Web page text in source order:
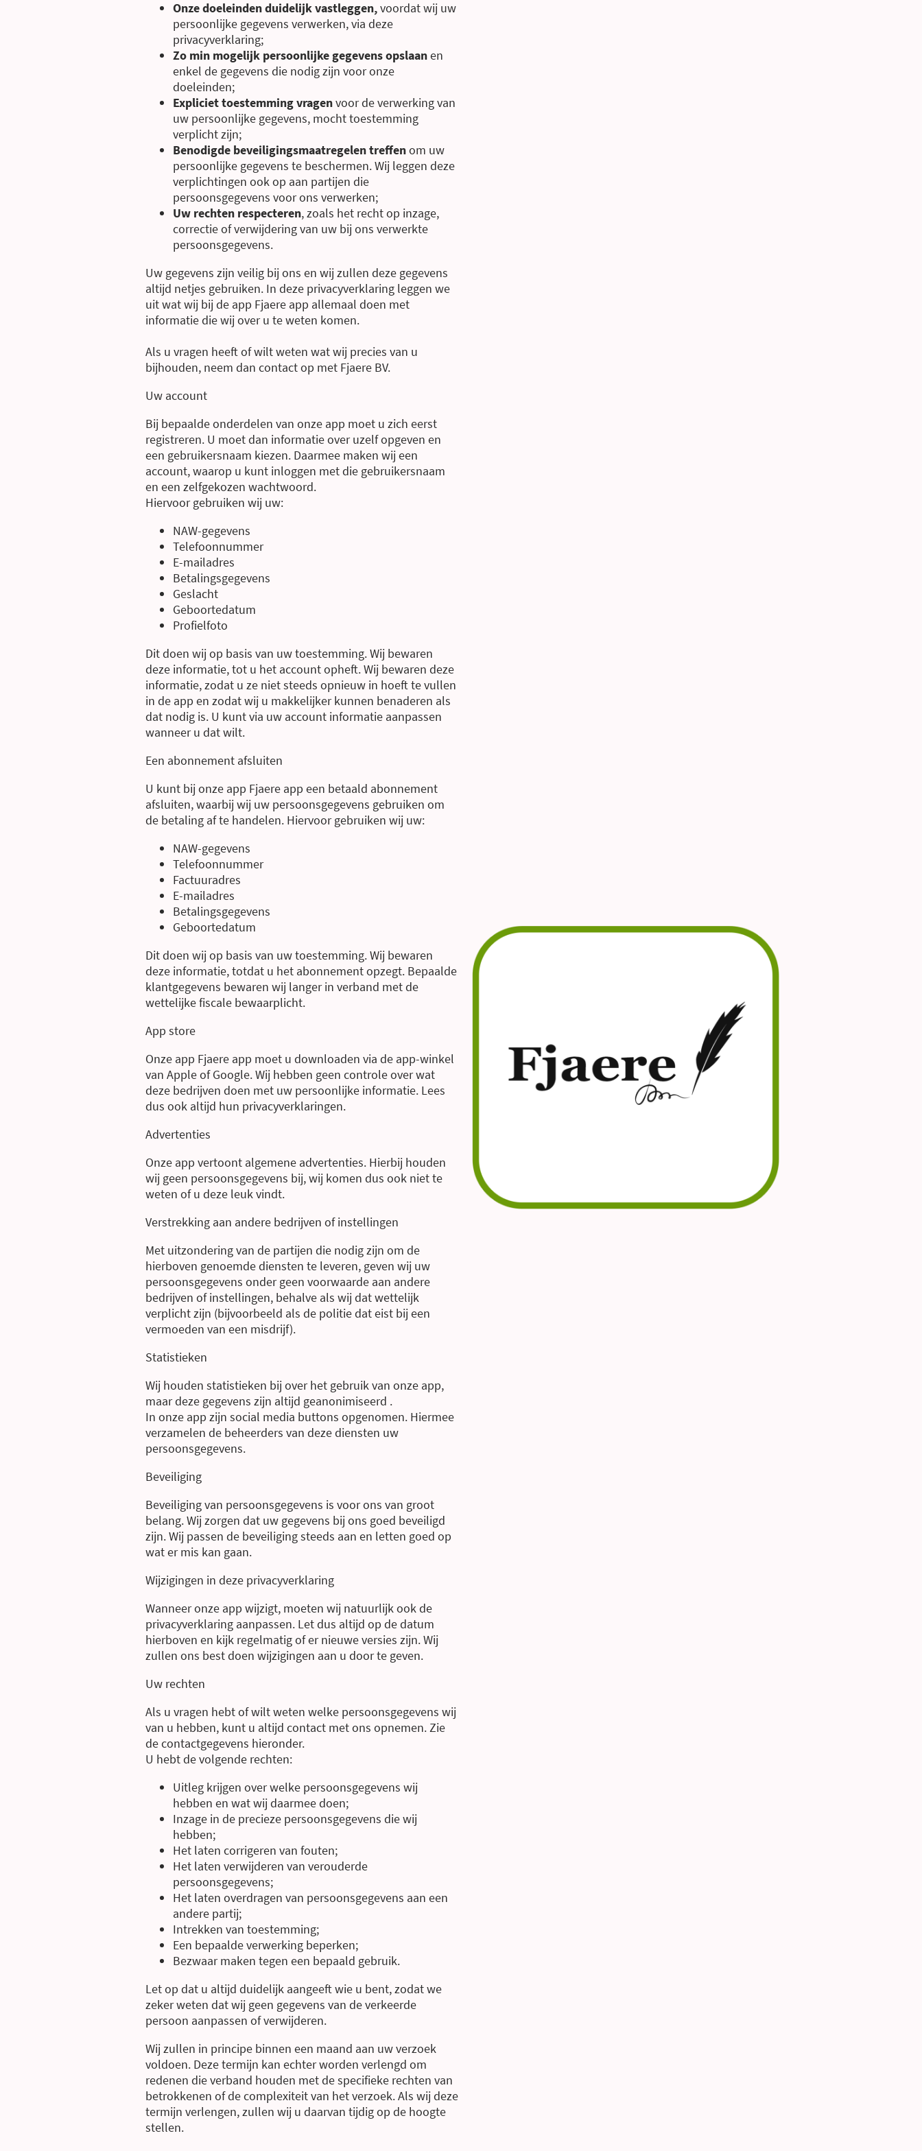
Onze doeleinden duidelijk vastleggen,voordat wij uw
persoonlijke gegevens verwerken, via deze
privacyverklaring;
Zo min mogelijk persoonlijke gegevens opslaanen
enkel de gegevens die nodig zijn voor onze
doeleinden;
Expliciet toestemming vragenvoor de verwerking van
uw persoonlijke gegevens, mocht toestemming
verplicht zijn;
Benodigde beveiligingsmaatregelen treffenom uw
persoonlijke gegevens te beschermen. Wij leggen deze
verplichtingen ook op aan partijen die
persoonsgegevens voor ons verwerken;
Uw rechten respecteren, zoals het recht op inzage,
correctie of verwijdering van uw bij ons verwerkte
persoonsgegevens.
Uw gegevens zijn veilig bij ons en wij zullen deze gegevens
altijd netjes gebruiken. In deze privacyverklaring leggen we
uit wat wij bij de app Fjaere app allemaal doen met
informatie die wij over u te weten komen.
Als u vragen heeft of wilt weten wat wij precies van u
bijhouden, neem dan contact op met Fjaere BV.
Uw account
Bij bepaalde onderdelen van onze app moet u zich eerst
registreren. U moet dan informatie over uzelf opgeven en
een gebruikersnaam kiezen. Daarmee maken wij een
account, waarop u kunt inloggen met die gebruikersnaam
en een zelfgekozen wachtwoord.
Hiervoor gebruiken wij uw:
NAW-gegevens
Telefoonnummer
E-mailadres
Betalingsgegevens
Geslacht
Geboortedatum
Profielfoto
Dit doen wij op basis van uw toestemming. Wij bewaren
deze informatie, tot u het account opheft. Wij bewaren deze
informatie, zodat u ze niet steeds opnieuw in hoeft te vullen
in de app en zodat wij u makkelijker kunnen benaderen als
dat nodig is. U kunt via uw account informatie aanpassen
wanneer u dat wilt.
Een abonnement afsluiten
U kunt bij onze app Fjaere app een betaald abonnement
afsluiten, waarbij wij uw persoonsgegevens gebruiken om
de betaling af te handelen. Hiervoor gebruiken wij uw:
NAW-gegevens
Telefoonnummer
Factuuradres
E-mailadres
Betalingsgegevens
Geboortedatum
Dit doen wij op basis van uw toestemming. Wij bewaren
deze informatie, totdat u het abonnement opzegt. Bepaalde
klantgegevens bewaren wij langer in verband met de
wettelijke fiscale bewaarplicht.
App store
Onze app Fjaere app moet u downloaden via de app-winkel
van Apple of Google. Wij hebben geen controle over wat
deze bedrijven doen met uw persoonlijke informatie. Lees
dus ook altijd hun privacyverklaringen.
Advertenties
Onze app vertoont algemene advertenties. Hierbij houden
wij geen persoonsgegevens bij, wij komen dus ook niet te
weten of u deze leuk vindt.
Verstrekking aan andere bedrijven of instellingen
Met uitzondering van de partijen die nodig zijn om de
hierboven genoemde diensten te leveren, geven wij uw
persoonsgegevens onder geen voorwaarde aan andere
bedrijven of instellingen, behalve als wij dat wettelijk
verplicht zijn (bijvoorbeeld als de politie dat eist bij een
vermoeden van een misdrijf).
Statistieken
Wij houden statistieken bij over het gebruik van onze app,
maar deze gegevens zijn altijd geanonimiseerd .
In onze app zijn social media buttons opgenomen. Hiermee
verzamelen de beheerders van deze diensten uw
persoonsgegevens.
Beveiliging
Beveiliging van persoonsgegevens is voor ons van groot
belang. Wij zorgen dat uw gegevens bij ons goed beveiligd
zijn. Wij passen de beveiliging steeds aan en letten goed op
wat er mis kan gaan.
Wijzigingen in deze privacyverklaring
Wanneer onze app wijzigt, moeten wij natuurlijk ook de
privacyverklaring aanpassen. Let dus altijd op de datum
hierboven en kijk regelmatig of er nieuwe versies zijn. Wij
zullen ons best doen wijzigingen aan u door te geven.
Uw rechten
Als u vragen hebt of wilt weten welke persoonsgegevens wij
van u hebben, kunt u altijd contact met ons opnemen. Zie
de contactgegevens hieronder.
U hebt de volgende rechten:
Uitleg krijgen over welke persoonsgegevens wij
hebben en wat wij daarmee doen;
Inzage in de precieze persoonsgegevens die wij
hebben;
Het laten corrigeren van fouten;
Het laten verwijderen van verouderde
persoonsgegevens;
Het laten overdragen van persoonsgegevens aan een
andere partij;
Intrekken van toestemming;
Een bepaalde verwerking beperken;
Bezwaar maken tegen een bepaald gebruik.
Let op dat u altijd duidelijk aangeeft wie u bent, zodat we
zeker weten dat wij geen gegevens van de verkeerde
persoon aanpassen of verwijderen.
Wij zullen in principe binnen een maand aan uw verzoek
voldoen. Deze termijn kan echter worden verlengd om
redenen die verband houden met de specifieke rechten van
betrokkenen of de complexiteit van het verzoek. Als wij deze
termijn verlengen, zullen wij u daarvan tijdig op de hoogte
stellen.